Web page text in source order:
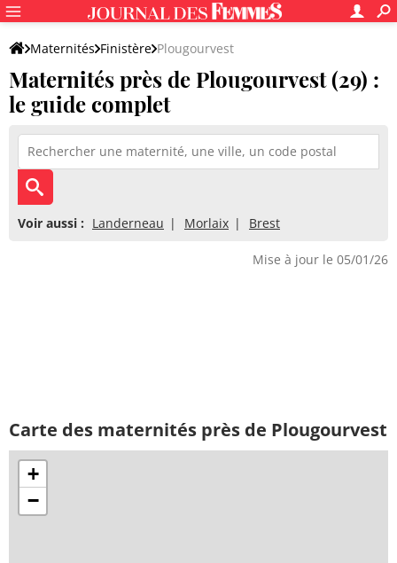
Maternités Finistère Plougourvest
Maternités près de Plougourvest (29) :
le guide complet
Voir aussi : Landerneau Morlaix Brest
Mise à jour le 05/01/26
Carte des maternités près de Plougourvest
+
−